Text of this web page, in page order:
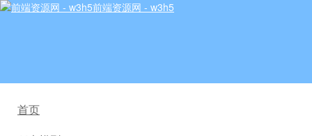
前端资源网 - w3h5
首页